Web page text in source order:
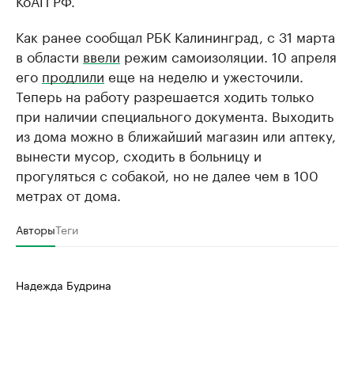
Как ранее сообщал РБК Калининград, с 31 марта
в области ввели режим самоизоляции. 10 апреля
его продлили еще на неделю и ужесточили.
Теперь на работу разрешается ходить только
при наличии специального документа. Выходить
из дома можно в ближайший магазин или аптеку,
вынести мусор, сходить в больницу и
прогуляться с собакой, но не далее чем в 100
метрах от дома.
АвторыТеги
Надежда Будрина